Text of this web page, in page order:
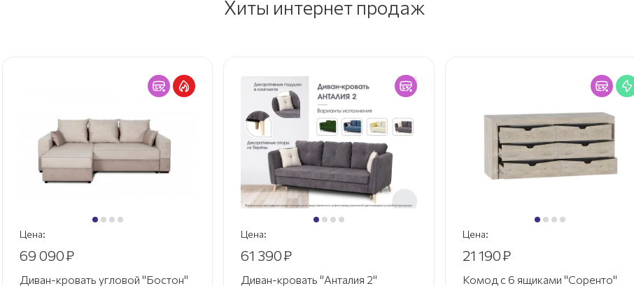
Хиты интернет продаж
Цена:
69 090₽
Диван-кровать угловой "Бостон"
Цена:
61 390₽
Диван-кровать "Анталия 2"
Цена:
21 190₽
Комод с 6 ящиками "Соренто"